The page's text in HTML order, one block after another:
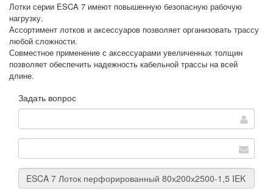
Лотки серии ESCA 7 имеют повышенную безопасную рабочую
нагрузку.
Ассортимент лотков и аксессуаров позволяет организовать трассу
любой сложности.
Совместное применение с аксессуарами увеличенных толщин
позволяет обеспечить надежность кабельной трассы на всей
длине.
Задать вопрос